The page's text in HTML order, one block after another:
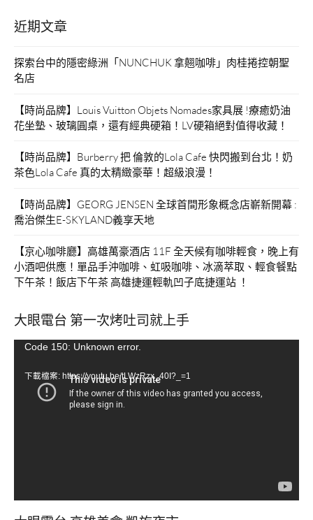
近期文章
探索台中的隱密綠洲「NUNCHUK 拿翹咖啡」肉桂捲控朝聖
名店
【時尚品牌】Louis Vuitton Objets Nomades家具展 !療癒奶油
花坐墊、玻璃圓桌，還有經典硬箱！LV硬箱絕對值得收藏！
【時尚品牌】Burberry 把 倫敦的Lola Cafe 快閃搬到台北！奶
茶色Lola Cafe 真的太精緻豪華！超級浪漫！
【時尚品牌】GEORG JENSEN 全球首間形象概念店嶄新開幕 :
喬治傑生E-SKYLAND義享天地
【京心咖啡廳】高雄萬豪酒店 11F 全天候有咖啡輕食，晚上有
小酒吧供應！單品手沖咖啡、虹吸咖啡、冰滴萃取、輕食餐點
下午茶！飯店下午茶 高雄捷運輕軌凹子底捷運站 ！
大眼電台 第一次烤吐司就上手
視Code 150: Unknown error.
下載檔案: https://youtu.be/tLWzRzx_40I?_=1